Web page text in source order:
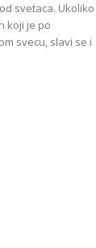
svetaca. Ukoliko
koji je po
svecu, slavi se i